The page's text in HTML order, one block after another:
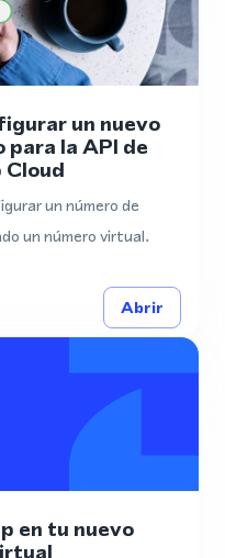
un nuevo
la API de
un número de
un número virtual.
Abrir
en tu nuevo